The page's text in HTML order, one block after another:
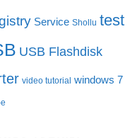
Service Shollu test
USB Flashdisk
video tutorial windows 7